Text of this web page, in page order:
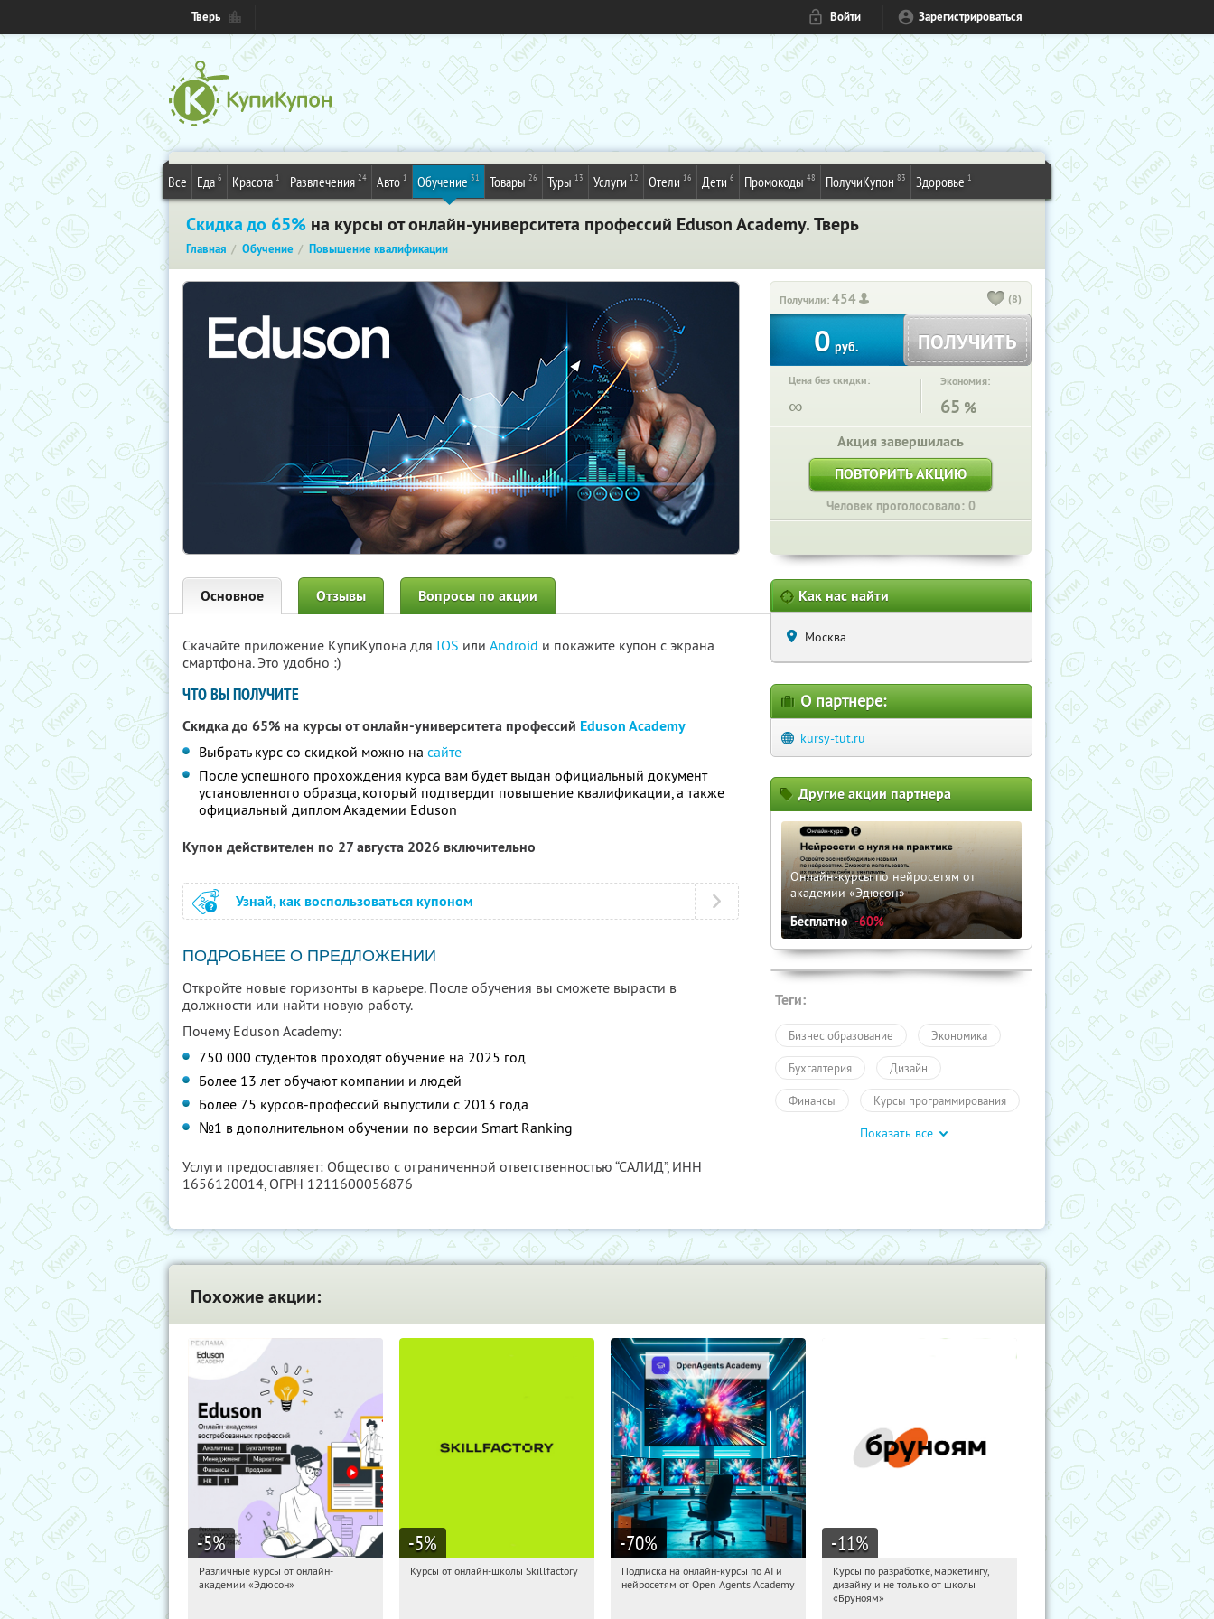
Тверь Войти Зарегистрироваться
Все Еда 6 Красота 1 Развлечения 24 Авто 1 Обучение 31 Товары 26 Туры 13 Услуги 12 Отели 16 Дети 6 Промокоды 48 ПолучиКупон 83 Здоровье 1
Скидка до 65% на курсы от онлайн-университета профессий Eduson Academy. Тверь
Главная Обучение Повышение квалификации
Получили:454 (8)
0 руб. ПОЛУЧИТЬ
Цена без скидки:
∞
Экономия:
65 %
Акция завершилась
ПОВТОРИТЬ АКЦИЮ
Человек проголосовало: 0
Основное Отзывы Вопросы по акции
Скачайте приложение КупиКупона для IOS или Android и покажите купон с экрана
смартфона. Это удобно :)
ЧТО ВЫ ПОЛУЧИТЕ
Скидка до 65% на курсы от онлайн-университета профессий Eduson Academy
Выбрать курс со скидкой можно на сайте
После успешного прохождения курса вам будет выдан официальный документ
установленного образца, который подтвердит повышение квалификации, а также
официальный диплом Академии Eduson
Купон действителен по 27 августа 2026 включительно
Узнай, как воспользоваться купоном
ПОДРОБНЕЕ О ПРЕДЛОЖЕНИИ
Откройте новые горизонты в карьере. После обучения вы сможете вырасти в
должности или найти новую работу.
Почему Eduson Academy:
750 000 студентов проходят обучение на 2025 год
Более 13 лет обучают компании и людей
Более 75 курсов-профессий выпустили с 2013 года
№1 в дополнительном обучении по версии Smart Ranking
Услуги предоставляет: Общество с ограниченной ответственностью “САЛИД”, ИНН
1656120014, ОГРН 1211600056876
Как нас найти
Москва
О партнере:
kursy-tut.ru
Другие акции партнера
Онлайн-курсы по нейросетям от
академии «Эдюсон»
Бесплатно -60%
Теги:
Бизнес образование Экономика
Бухгалтерия Дизайн
Финансы Курсы программирования
Повышение квалификации
Показать все
Похожие акции:
-5%
11:03:05 Получили:
Различные курсы от онлайн-
академии «Эдюсон»
-5%
11:03:05
Получи первым!
Курсы от онлайн-школы Skillfactory
-70%
11:03:05 Получили:
Подписка на онлайн-курсы по AI и
нейросетям от Open Agents Academy
-11%
11:03:05
Получи первым!
Россия
Курсы по разработке, маркетингу,
дизайну и не только от школы
«Бруноям»